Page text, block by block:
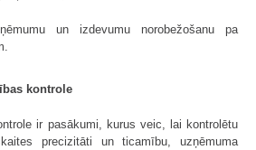
un izdevumu norobežošanu pa
kontrole
ir pasākumi, kurus veic, lai kontrolētu
precizitāti un ticamību, uzņēmuma